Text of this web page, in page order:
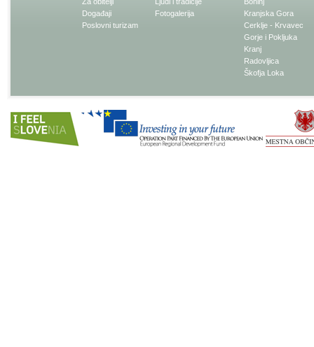
Događaji
Poslovni turizam
Fotogalerija
Kranjska Gora
Cerklje - Krvavec
Gorje i Pokljuka
Kranj
Radovljica
Škofja Loka